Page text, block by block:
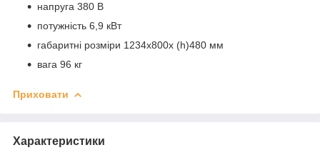
напруга 380 В
потужність 6,9 кВт
габаритні розміри 1234х800х (h)480 мм
вага 96 кг
Приховати
Характеристики